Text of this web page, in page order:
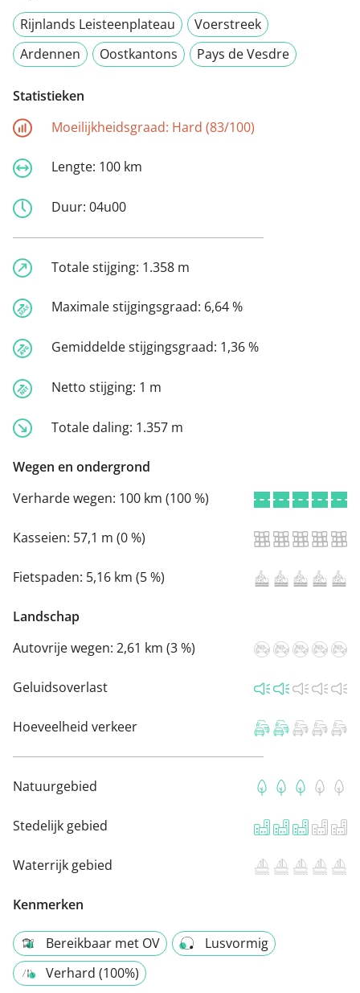
Rijnlands Leisteenplateau
Voerstreek
Ardennen
Oostkantons Pays de Vesdre
Statistieken
Moeilijkheidsgraad: Hard (83/100)
Lengte: 100 km
Duur: 04u00
Totale stijging: 1.358 m
Maximale stijgingsgraad: 6,64 %
Gemiddelde stijgingsgraad: 1,36 %
Netto stijging: 1 m
Totale daling: 1.357 m
Wegen en ondergrond
Verharde wegen: 100 km (100 %)
Kasseien: 57,1 m (0 %)
Fietspaden: 5,16 km (5 %)
Landschap
Autovrije wegen: 2,61 km (3 %)
Geluidsoverlast
Hoeveelheid verkeer
Natuurgebied
Stedelijk gebied
Waterrijk gebied
Kenmerken
Bereikbaar met OV
Lusvormig
Verhard (100%)